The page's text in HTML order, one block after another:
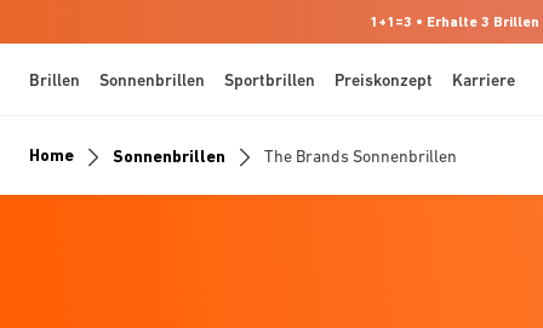
1+1=3 • Erhalte 3 Brillen
Brillen Sonnenbrillen Sportbrillen Preiskonzept Karriere
Home Sonnenbrillen The Brands Sonnenbrillen